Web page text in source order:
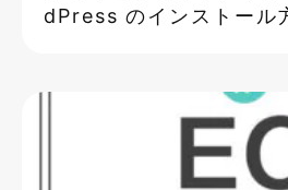
dPress のインストール